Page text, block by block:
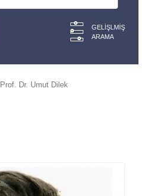
GELIŞLMIŞ
ARAMA
Prof. Dr. Umut Dilek